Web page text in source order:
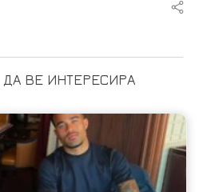
ВЕ ИНТЕРЕСИРА